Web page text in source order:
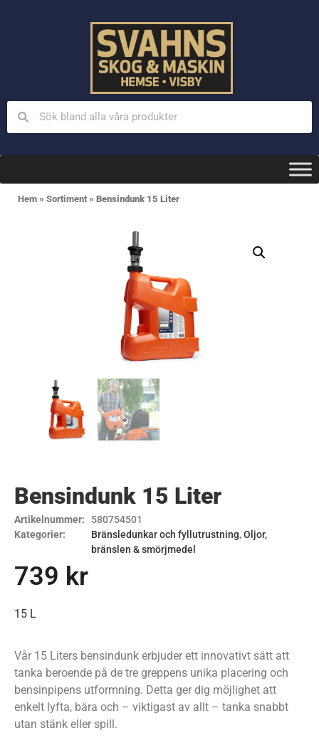
Hem » Sortiment » Bensindunk 15 Liter
Bensindunk 15 Liter
Artikelnummer:
580754501
Kategorier:
Bränsledunkar och fyllutrustning,Oljor,
bränslen & smörjmedel
739 kr
15 L
Vår 15 Liters bensindunk erbjuder ett innovativt sätt att
tanka beroende på de tre greppens unika placering och
bensinpipens utformning. Detta ger dig möjlighet att
enkelt lyfta, bära och – viktigast av allt – tanka snabbt
utan stänk eller spill.